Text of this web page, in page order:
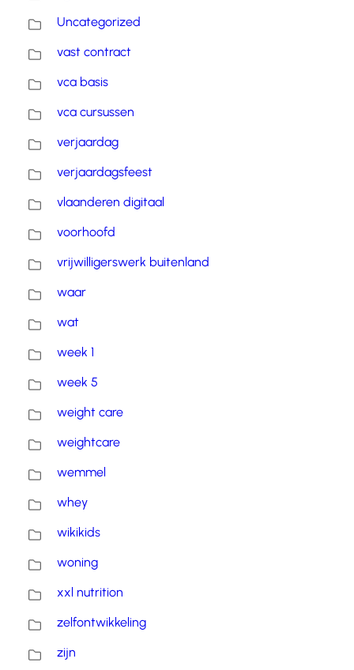
Uncategorized
vast contract
vca basis
vca cursussen
verjaardag
verjaardagsfeest
vlaanderen digitaal
voorhoofd
vrijwilligerswerk buitenland
waar
wat
week 1
week 5
weight care
weightcare
wemmel
whey
wikikids
woning
xxl nutrition
zelfontwikkeling
zijn